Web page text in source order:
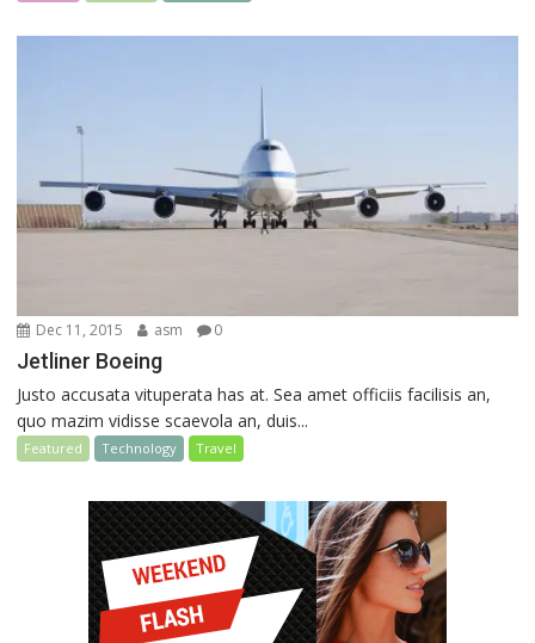
Dec 11, 2015 asm 0
Jetliner Boeing
Justo accusata vituperata has at. Sea amet officiis facilisis an,
quo mazim vidisse scaevola an, duis...
Featured Technology Travel